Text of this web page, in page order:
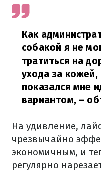
Как
собакой я не
тратиться на
ухода за
показался мне
вариантом, –
На удивление,
чрезвычайно
экономичным, и
регулярно